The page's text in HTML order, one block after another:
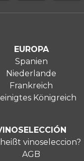
EUROPA
Spanien
Niederlande
Frankreich
Königreich
vinoseleccion?
AGB